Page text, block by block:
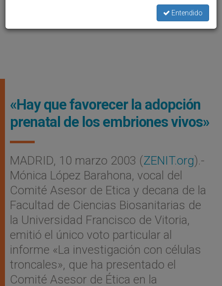
«Hay que favorecer la adopción
prenatal de los embriones vivos»
MADRID, 10 marzo 2003 (ZENIT.org).-
Mónica López Barahona, vocal del
Comité Asesor de Etica y decana de la
Facultad de Ciencias Biosanitarias de
la Universidad Francisco de Vitoria,
emitió el único voto particular al
informe «La investigación con células
troncales», que ha presentado el
Comité Asesor de Ética en la
Entendido